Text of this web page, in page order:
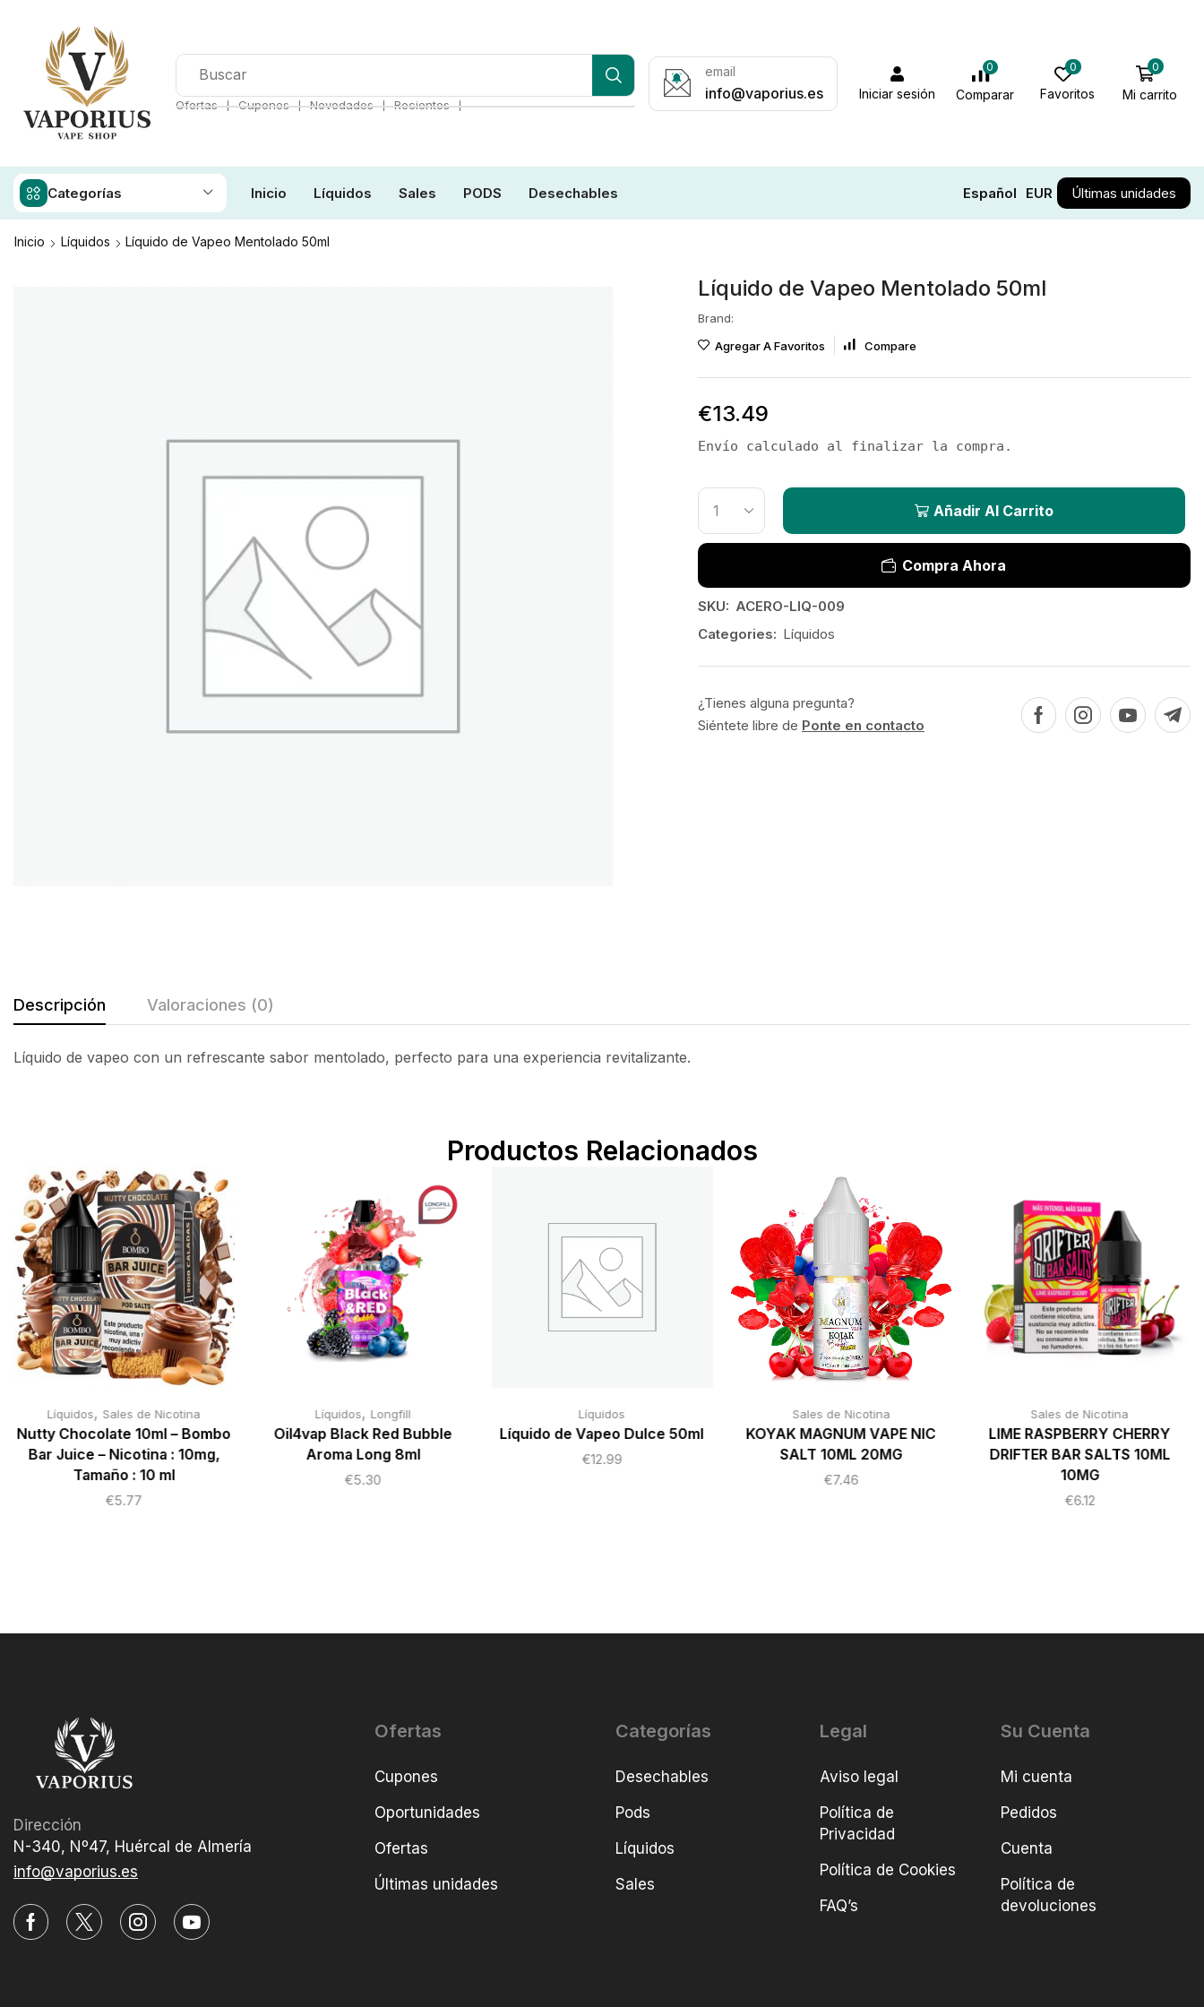
Ofertas ❘ Cupones ❘ Novedades ❘ Recientes ❘
email
info@vaporius.es Iniciar sesión
0
Comparar
0
Favoritos
0
Mi carrito
Categorías Inicio Líquidos Sales PODS Desechables Español EUR Últimas unidades
Inicio Líquidos Líquido de Vapeo Mentolado 50ml
Líquido de Vapeo Mentolado 50ml
Brand:
Agregar A Favoritos
Compare
€13.49
Envío calculado al finalizar la compra.
Añadir Al Carrito
Compra Ahora
SKU: ACERO-LIQ-009
Categories: Líquidos
¿Tienes alguna pregunta?
Siéntete libre de Ponte en contacto
Descripción Valoraciones (0)
Líquido de vapeo con un refrescante sabor mentolado, perfecto para una experiencia revitalizante.
Productos Relacionados
Líquidos, Sales de Nicotina
Nutty Chocolate 10ml – Bombo
Bar Juice – Nicotina : 10mg,
Tamaño : 10 ml
€5.77
Líquidos, Longfill
Oil4vap Black Red Bubble
Aroma Long 8ml
€5.30
Líquidos
Líquido de Vapeo Dulce 50ml
€12.99
Sales de Nicotina
KOYAK MAGNUM VAPE NIC
SALT 10ML 20MG
€7.46
Sales de Nicotina
LIME RASPBERRY CHERRY
DRIFTER BAR SALTS 10ML
10MG
€6.12
Dirección
N-340, Nº47, Huércal de Almería
info@vaporius.es
Ofertas
Cupones
Oportunidades
Ofertas
Últimas unidades
Categorías
Desechables
Pods
Líquidos
Sales
Legal
Aviso legal
Política de
Privacidad
Política de Cookies
FAQ’s
Su Cuenta
Mi cuenta
Pedidos
Cuenta
Política de
devoluciones